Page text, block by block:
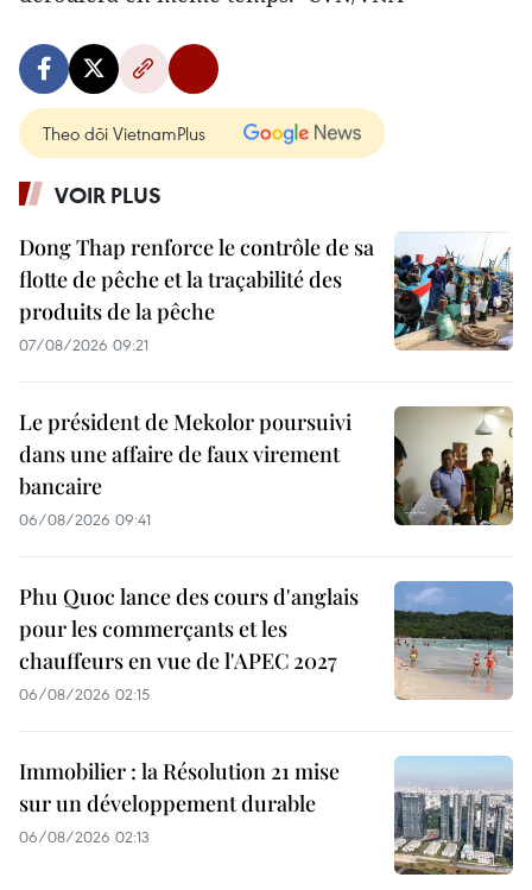
Theo dõi VietnamPlus
VOIR PLUS
Dong Thap renforce le contrôle de sa
flotte de pêche et la traçabilité des
produits de la pêche
07/08/2026 09:21
Le président de Mekolor poursuivi
dans une affaire de faux virement
bancaire
06/08/2026 09:41
Phu Quoc lance des cours d'anglais
pour les commerçants et les
chauffeurs en vue de l'APEC 2027
06/08/2026 02:15
Immobilier : la Résolution 21 mise
sur un développement durable
06/08/2026 02:13